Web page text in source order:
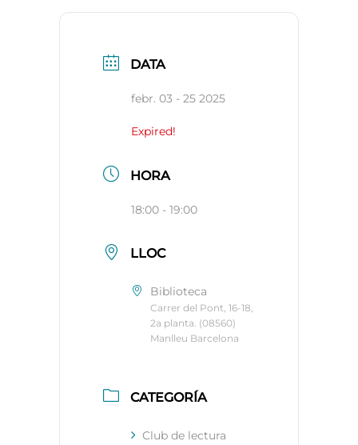
DATA
febr. 03 - 25 2025
Expired!
HORA
18:00 - 19:00
LLOC
Biblioteca
Carrer del Pont, 16-18,
2a planta. (08560)
Manlleu Barcelona
CATEGORÍA
Club de lectura